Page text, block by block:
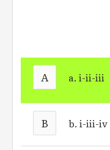
A a. i-ii-iii
B b. i-iii-iv